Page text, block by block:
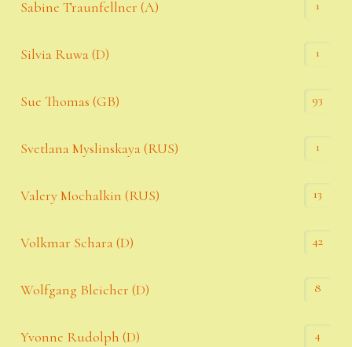
Sabine Traunfellner (A) 1
Silvia Ruwa (D) 1
Sue Thomas (GB) 93
Svetlana Myslinskaya (RUS) 1
Valery Mochalkin (RUS) 13
Volkmar Schara (D) 42
Wolfgang Bleicher (D) 8
Yvonne Rudolph (D) 4